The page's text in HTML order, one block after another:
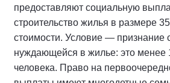
предоставляют социальную
строительство жилья в размере
стоимости. Условие — признание
нуждающейся в жилье: это менее
человека. Право на